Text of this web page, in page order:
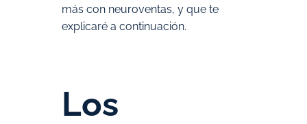
más con neuroventas, y que te
explicaré a continuación.
Los